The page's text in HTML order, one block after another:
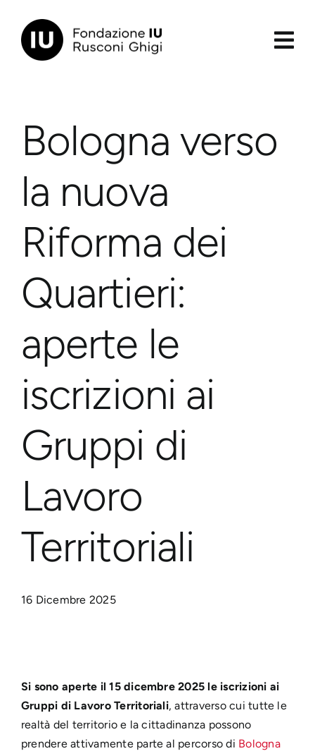
contenuto
Bologna verso
la nuova
Riforma dei
Quartieri:
aperte le
iscrizioni ai
Gruppi di
Lavoro
Territoriali
16 Dicembre 2025
Si sono aperte il 15 dicembre 2025 le iscrizioni ai
Gruppi di Lavoro Territoriali, attraverso cui tutte le
realtà del territorio e la cittadinanza possono
prendere attivamente parte al percorso di Bologna